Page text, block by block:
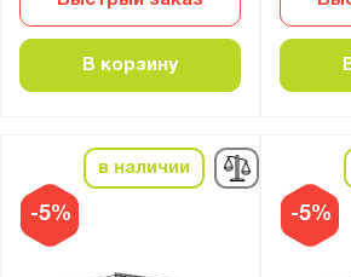
В корзину
-5%
в наличии
-5%